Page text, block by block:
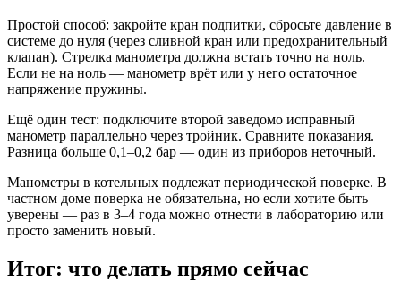
Простой способ: закройте кран подпитки, сбросьте давление в
системе до нуля (через сливной кран или предохранительный
клапан). Стрелка манометра должна встать точно на ноль.
Если не на ноль — манометр врёт или у него остаточное
напряжение пружины.
Ещё один тест: подключите второй заведомо исправный
манометр параллельно через тройник. Сравните показания.
Разница больше 0,1–0,2 бар — один из приборов неточный.
Манометры в котельных подлежат периодической поверке. В
частном доме поверка не обязательна, но если хотите быть
уверены — раз в 3–4 года можно отнести в лабораторию или
просто заменить новый.
Итог: что делать прямо сейчас